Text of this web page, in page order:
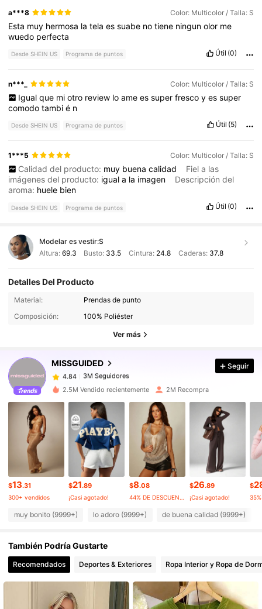
a***8 Color: Multicolor / Talla: S
Esta muy hermosa latelaessuabe notiene ningunolor me
wuedo perfecta
Desde SHEIN US Programa de puntos Útil (0)
n***_ Color: Multicolor / Talla: S
Igual que mi otro review lo ame es super fresco y es super
comodotambié n
Desde SHEIN US Programa de puntos Útil (5)
1***5 Color: Multicolor / Talla: S
Calidad del producto: muy buena calidad
Fiel a las
imágenes del producto: iguala la imagen
Descripción del
aroma: huele bien
Desde SHEIN US Programa de puntos Útil (0)
Modelar es vestir:S
Altura: 69.3 Busto: 33.5 Cintura: 24.8 Caderas: 37.8
Detalles Del Producto
Material:
Prendas de punto
Composición:
100% Poliéster
Ver más
MISSGUIDED
3M Seguidores
4.84
3M Seguidores
c***3 pagóHace 1 día
4.84 3M Seguidores
4.84 3M Seguidores
4.84 3M Seguidores
4.84 3M Seguidores
4.84 3M Seguidores
3M Seguidores
Seguir
2.5M Vendido recientemente 2M Recompra
$13.31
300+ vendidos
$21.89
¡Casi agotado!
$8.08
44% DE DESCUENTO
$26.89
¡Casi agotado!
$
muy bonito (9999+) lo adoro (9999+) de buena calidad (9999+)
También Podría Gustarte
Recomendados Deportes & Exteriores Ropa Interior y Ropa de